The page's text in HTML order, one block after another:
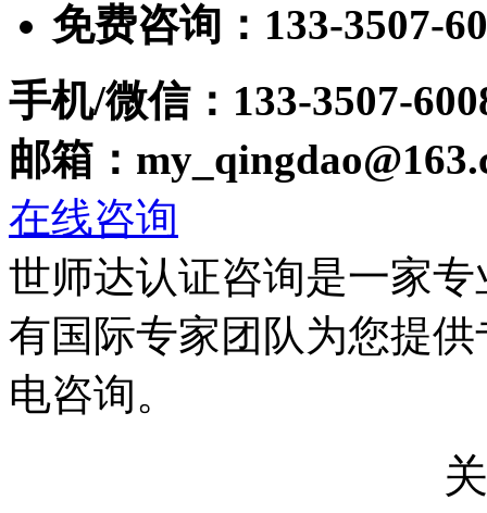
免费咨询：133-3507-
手机/微信：133-3507-
邮箱：
在线咨询
世师达认证咨询是一家
有国际专家团队为您提
电咨询。